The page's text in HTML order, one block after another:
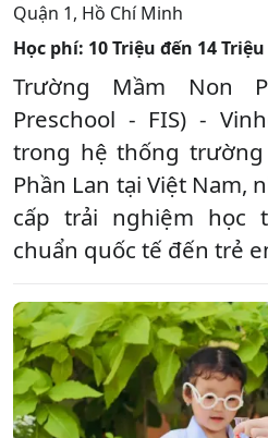
Quận 1, Hồ Chí Minh
Học phí: 10 Triệu đến 14
Trường Mầm Non
Preschool - FIS) -
trong hệ thống trường
Phần Lan tại Việt Nam,
cấp trải nghiệm học
chuẩn quốc tế đến trẻ